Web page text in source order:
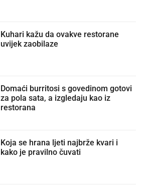
Kuhari kažu da ovakve restorane
uvijek zaobilaze
Domaći burritosi s govedinom gotovi
za pola sata, a izgledaju kao iz
restorana
Koja se hrana ljeti najbrže kvari i
kako je pravilno čuvati